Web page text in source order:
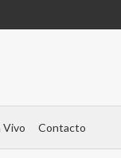
Vivo Contacto